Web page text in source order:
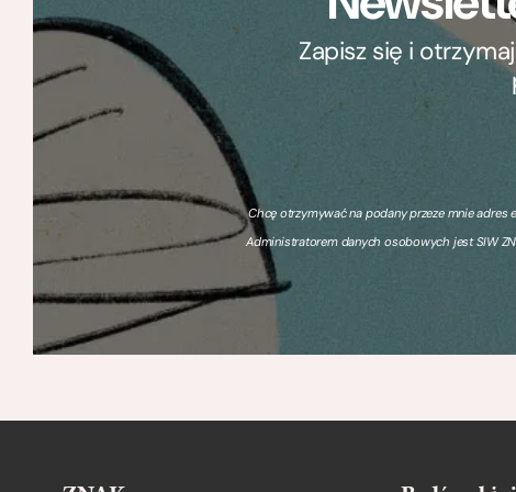
Zapisz się i
Chcę otrzymywać na podany przeze mnie adres
Administratorem danych osobowych jest SIW